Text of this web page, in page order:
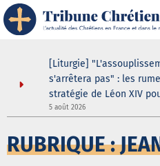
[Liturgie]
s'arrêtera pas" : les
stratégie de Léon XIV
5 août 2026
RUBRIQUE :